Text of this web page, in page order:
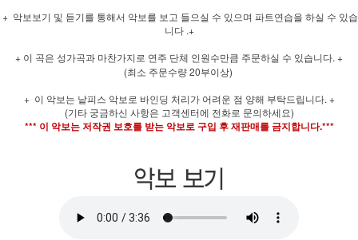
+ 악보보기 및 듣기를 통해서 악보를 보고 들으실 수 있으며 파트연습을 하실 수 있습
니다 .+
+ 이 곡은 성가곡과 마찬가지로 연주 단체 인원수만큼 주문하실 수 있습니다. +
(최소 주문수량 20부이상)
+ 이 악보는 낱피스 악보로 바인딩 처리가 어려운 점 양해 부탁드립니다. +
(기타 궁금하신 사항은 고객센터에 전화로 문의하세요)
*** 이 악보는 저작권 보호를 받는 악보로 구입 후 재판매를 금지합니다.***